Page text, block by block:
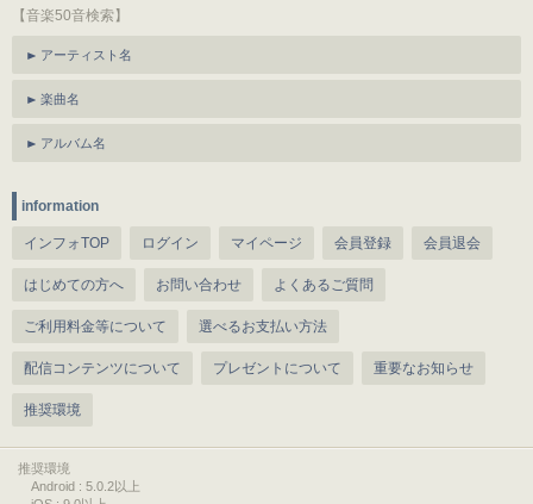
【音楽50音検索】
アーティスト名
楽曲名
アルバム名
information
インフォTOP ログイン マイページ 会員登録 会員退会
はじめての方へ お問い合わせ よくあるご質問
ご利用料金等について 選べるお支払い方法
配信コンテンツについて プレゼントについて 重要なお知らせ
推奨環境
推奨環境
Android : 5.0.2以上